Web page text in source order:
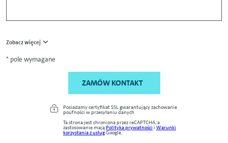
Zobacz więcej
* pole wymagane
ZAMÓW KONTAKT
Posiadamy certyfikat SSL gwarantujący zachowanie
poufności w przesyłaniu danych
Ta strona jest chroniona przez reCAPTCHA, a
zastosowanie mająPolityka prywatności i Warunki
korzystania z usługGoogle.